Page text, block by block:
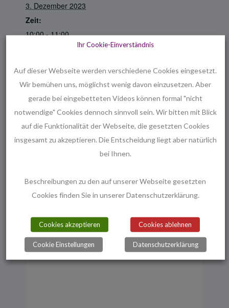
3. Dezember 2023
Zeit:
10:00 - 11:00
Veranstaltungskatego
Gottesdienst
VERANSTALTUNGSORT
Melanchthon
Menschingstr. 12
Deutschland
0511 / 813551
Ähnliche Veranstaltungen
Ihr Cookie-Einverständnis
Auf dieser Webseite werden verschiedene Cookies eingesetzt.
Wir bemühen uns, möglichst wenig davon einzusetzen. Aber
gerade bei eingebetteten Videos können formal "nicht
notwendige" Cookies dennoch sinnvoll sein. Wir bitten mit Blick
auf die Funktionalität der Webseite, die gesetzten Cookies
insgesamt zu akzeptieren. Die Entscheidung liegt aber natürlich
bei Ihnen.
Beschreibungen zu den auf unserer Webseite gesetzten
Cookies finden Sie in unserer Datenschutzerklärung.
Cookies akzeptieren Cookies ablehnen
Cookie Einstellungen Datenschutzerklärung